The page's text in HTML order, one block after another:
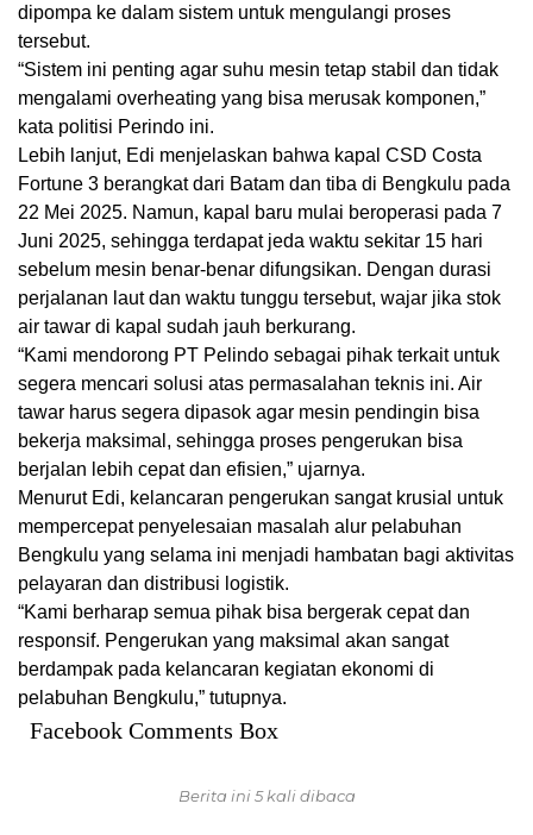
dipompa ke dalam sistem untuk mengulangi proses
tersebut.
“Sistem ini penting agar suhu mesin tetap stabil dan tidak
mengalami overheating yang bisa merusak komponen,”
kata politisi Perindo ini.
Lebih lanjut, Edi menjelaskan bahwa kapal CSD Costa
Fortune 3 berangkat dari Batam dan tiba di Bengkulu pada
22 Mei 2025. Namun, kapal baru mulai beroperasi pada 7
Juni 2025, sehingga terdapat jeda waktu sekitar 15 hari
sebelum mesin benar-benar difungsikan. Dengan durasi
perjalanan laut dan waktu tunggu tersebut, wajar jika stok
air tawar di kapal sudah jauh berkurang.
“Kami mendorong PT Pelindo sebagai pihak terkait untuk
segera mencari solusi atas permasalahan teknis ini. Air
tawar harus segera dipasok agar mesin pendingin bisa
bekerja maksimal, sehingga proses pengerukan bisa
berjalan lebih cepat dan efisien,” ujarnya.
Menurut Edi, kelancaran pengerukan sangat krusial untuk
mempercepat penyelesaian masalah alur pelabuhan
Bengkulu yang selama ini menjadi hambatan bagi aktivitas
pelayaran dan distribusi logistik.
“Kami berharap semua pihak bisa bergerak cepat dan
responsif. Pengerukan yang maksimal akan sangat
berdampak pada kelancaran kegiatan ekonomi di
pelabuhan Bengkulu,” tutupnya.
Facebook Comments Box
Berita ini 5 kali dibaca